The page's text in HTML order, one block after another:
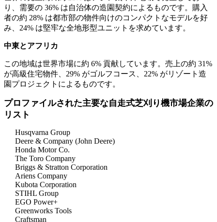
り、需要の 36% は自治体の造園契約によるものです。購入
者の約 28% は都市部の物件向けのコンパクトなモデルを好
み、24% は堅牢な全地形型ユニットを求めています。
中東とアフリカ
この地域は世界市場に約 6% 貢献しています。売上の約 31%
が高級住宅物件、29% がゴルフコース、22% がリゾート造
園プロジェクトによるものです。
プロファイルされた主要な自走式芝刈り機市場企業の
リスト
Husqvarna Group
Deere & Company (John Deere)
Honda Motor Co.
The Toro Company
Briggs & Stratton Corporation
Ariens Company
Kubota Corporation
STIHL Group
EGO Power+
Greenworks Tools
Craftsman